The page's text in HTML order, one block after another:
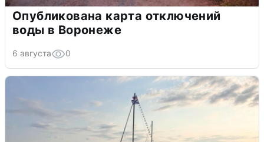
Опубликована карта отключений
воды в Воронеже
6 августа 0